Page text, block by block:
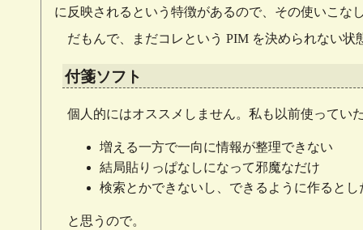
に反映されるという特徴があるので、その使いこな
だもんで、まだコレという PIM を決められない
付箋ソフト
個人的にはオススメしません。私も以前使ってい
増える一方で一向に情報が整理できない
結局貼りっぱなしになって邪魔なだけ
検索とかできないし、できるように作ると
と思うので。